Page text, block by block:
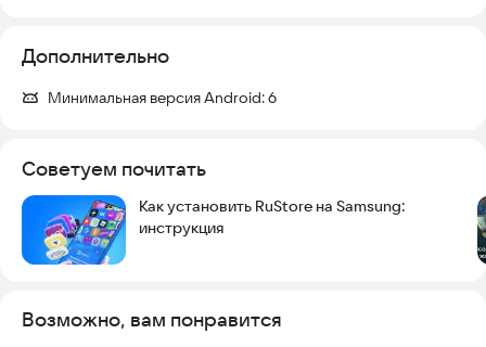
Дополнительно
Минимальная версия Android:6
Советуем почитать
Как установить RuStore на Samsung:
инструкция
Возможно, вам понравится